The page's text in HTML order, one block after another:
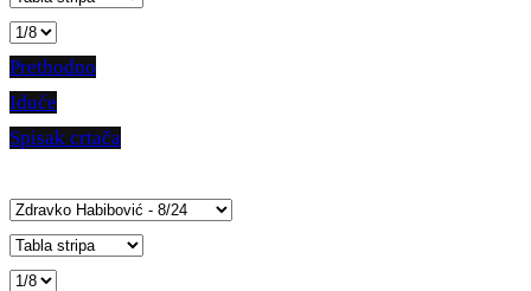
Prethodno
Iduće
Spisak crtača